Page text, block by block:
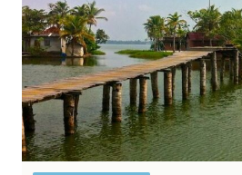
s
a
r
p
o
r
: